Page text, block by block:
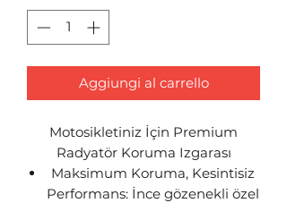
Aggiungi al carrello
Motosikletiniz İçin Premium
Radyatör Koruma Izgarası
Maksimum Koruma, Kesintisiz
Performans: İnce gözenekli özel